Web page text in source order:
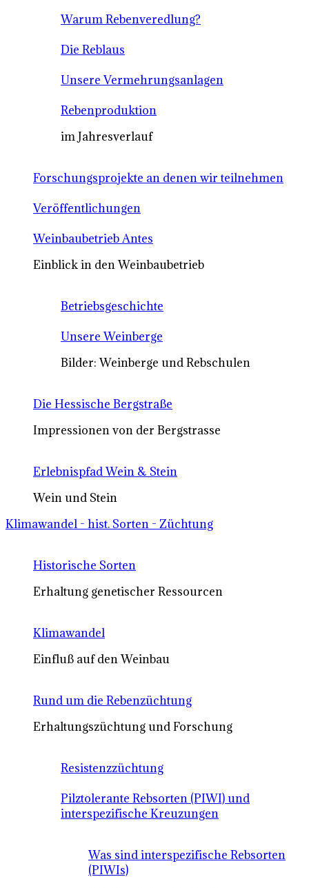
Warum Rebenveredlung?
Die Reblaus
Unsere Vermehrungsanlagen
Rebenproduktion
im Jahresverlauf
Forschungsprojekte an denen wir teilnehmen
Veröffentlichungen
Weinbaubetrieb Antes
Einblick in den Weinbaubetrieb
Betriebsgeschichte
Unsere Weinberge
Bilder: Weinberge und Rebschulen
Die Hessische Bergstraße
Impressionen von der Bergstrasse
Erlebnispfad Wein & Stein
Wein und Stein
Klimawandel - hist. Sorten - Züchtung
Historische Sorten
Erhaltung genetischer Ressourcen
Klimawandel
Einfluß auf den Weinbau
Rund um die Rebenzüchtung
Erhaltungszüchtung und Forschung
Resistenzzüchtung
Pilztolerante Rebsorten (PIWI) und
interspezifische Kreuzungen
Was sind interspezifische Rebsorten
(PIWIs)